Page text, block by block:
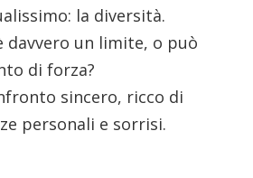
la diversità.
davvero un limite, o può
di forza?
sincero, ricco di
personali e sorrisi.